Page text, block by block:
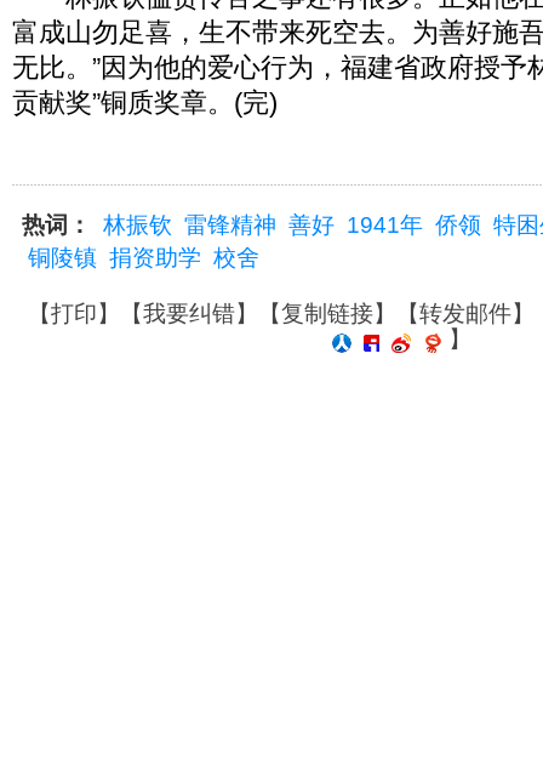
富成山勿足喜，生不带来死空去。为善好施
无比。”因为他的爱心行为，福建省政府授予
贡献奖”铜质奖章。(完)
热词： 林振钦 雷锋精神 善好 1941年 侨领 特
铜陵镇 捐资助学 校舍
【打印】【我要纠错】【复制链接】【转发邮件】
】